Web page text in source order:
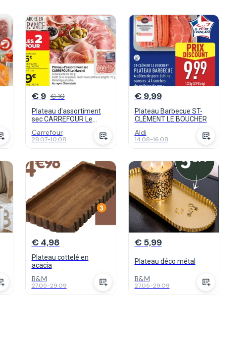
€ 9 € 10
Plateau d'assortiment
sec CARREFOUR Le
Carrefour
28.07-10.08
€ 9,99
Plateau Barbecue ST-
CLÉMENT LE BOUCHER
Aldi
14.08-16.08
€ 4,98
Plateau cottelé en
acacia
B&M
27.05-29.09
€ 5,99
Plateau déco métal
B&M
27.05-29.09